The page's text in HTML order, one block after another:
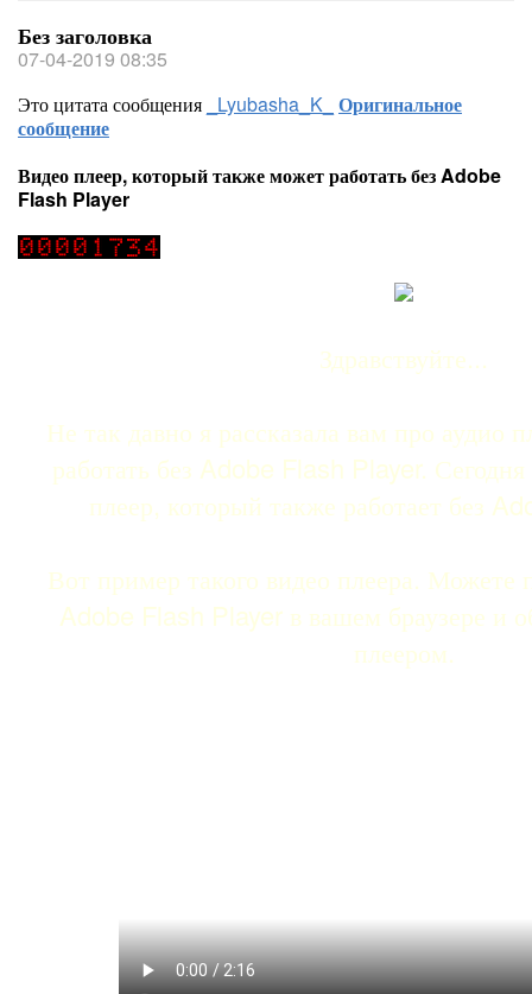
Без заголовка
07-04-2019 08:35
Это цитата сообщения
_Lyubasha_K_ Оригинальное
сообщение
Видео плеер, который также может работать без Adobe
Flash Player
Здравствуйте...
Не так давно я рассказала вам про аудио
работать без Adobe Flash Player.
плеер, который также работает без
Вот пример такого видео плеера. Можете
Adobe Flash Player в вашем браузере и
плеером.